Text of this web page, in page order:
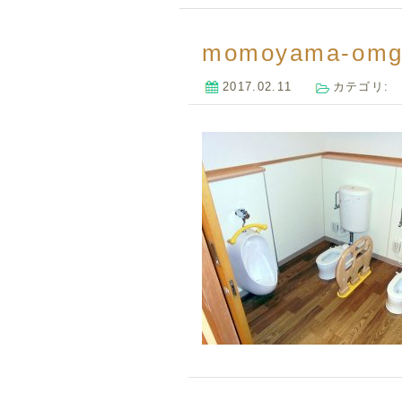
momoyama-
2017.02.11 カテゴリ: